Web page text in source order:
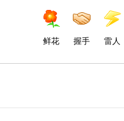
鲜花 握手 雷人